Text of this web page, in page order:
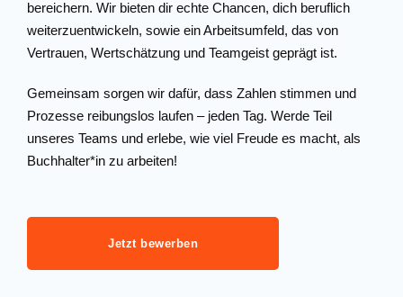
bereichern. Wir bieten dir echte Chancen, dich beruflich
weiterzuentwickeln, sowie ein Arbeitsumfeld, das von
Vertrauen, Wertschätzung und Teamgeist geprägt ist.
Gemeinsam sorgen wir dafür, dass Zahlen stimmen und
Prozesse reibungslos laufen – jeden Tag. Werde Teil
unseres Teams und erlebe, wie viel Freude es macht, als
Buchhalter*in zu arbeiten!
Jetzt bewerben